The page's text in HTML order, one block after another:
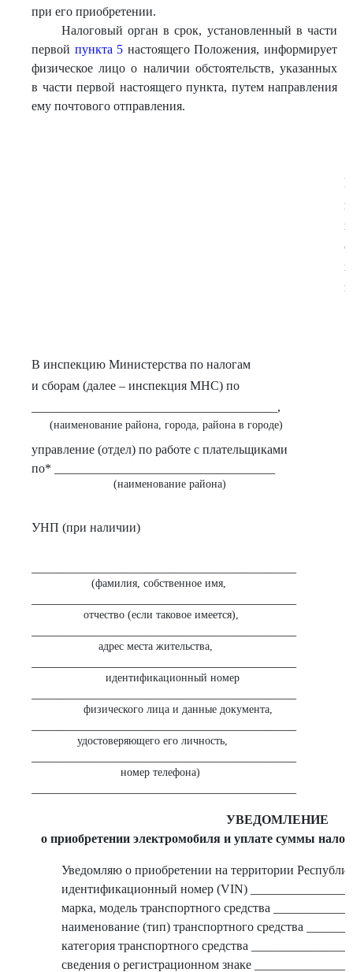
при его приобретении.
Налоговый орган в срок, установленный в части
первой пункта 5 настоящего Положения, информирует
физическое лицо о наличии обстоятельств, указанных
в части первой настоящего пункта, путем направления
ему почтового отправления.
В инспекцию Министерства по налогам
и сборам (далее – инспекция МНС) по
_______________________________________,
(наименование района, города, района в городе)
управление (отдел) по работе с плательщиками
по* ___________________________________
(наименование района)
УНП (при наличии)
(фамилия, собственное имя,
отчество (если таковое имеется),
адрес места жительства,
идентификационный номер
физического лица и данные документа,
удостоверяющего его личность,
номер телефона)
УВЕДОМЛЕНИЕ
о приобретении электромобиля и уплате суммы
Уведомляю о приобретении на территории
идентификационный номер (VIN)
марка, модель транспортного средства
наименование (тип) транспортного средства
категория транспортного средства
сведения о регистрационном знаке